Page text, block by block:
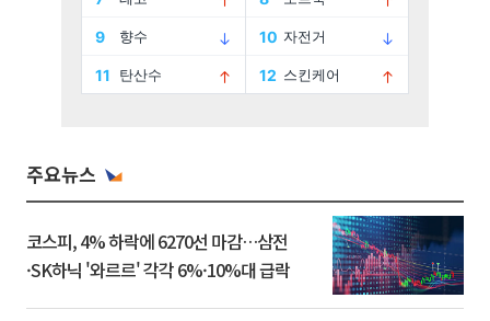
주요뉴스
코스피, 4% 하락에 6270선 마감…삼전
·SK하닉 '와르르' 각각 6%·10%대 급락